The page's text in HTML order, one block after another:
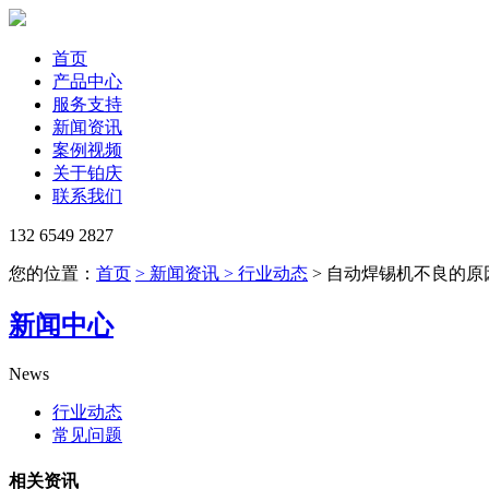
首页
产品中心
服务支持
新闻资讯
案例视频
关于铂庆
联系我们
132 6549 2827
您的位置： 首页 > 新闻资讯 > 行业动态 > 自动焊锡机不良的原
新闻中心
News
行业动态
常见问题
相关资讯